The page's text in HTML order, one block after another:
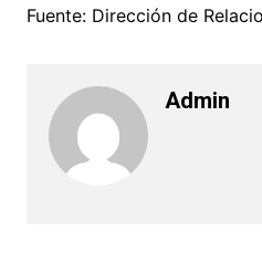
Fuente: Dirección de
Admin